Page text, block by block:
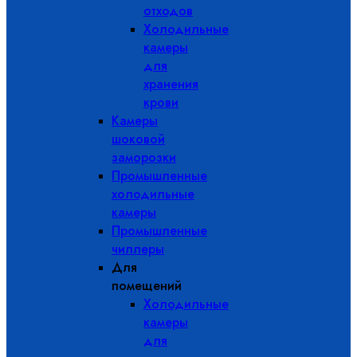
отходов
Холодильные
камеры
для
хранения
крови
Камеры
шоковой
заморозки
Промышленные
холодильные
камеры
Промышленные
чиллеры
Для
помещений
Холодильные
камеры
для